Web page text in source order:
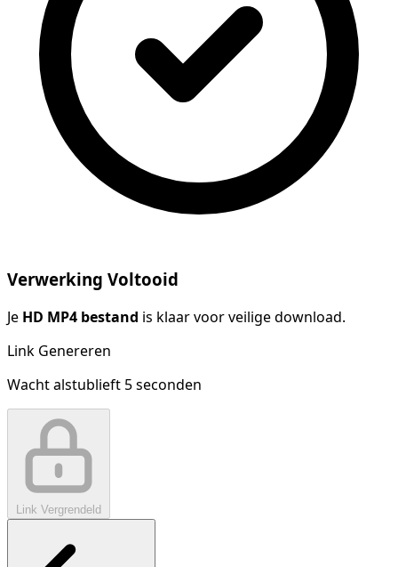
Verwerking Voltooid
Je HD MP4 bestand is klaar voor veilige download.
Link Genereren
Wacht alstublieft 5seconden
Link Vergrendeld